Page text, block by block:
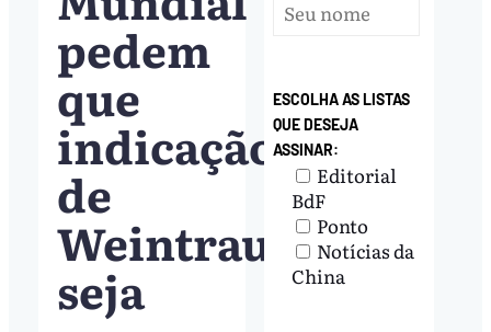
pedem
que
indicação
de
Weintraub
seja
ESCOLHA AS LISTAS
QUE DESEJA
ASSINAR:
Editorial
BdF
Ponto
Notícias da
China